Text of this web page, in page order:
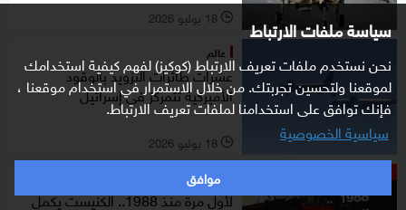
سياسة ملفات الارتباط
نحن نستخدم ملفات تعريف الارتباط (كوكيز) لفهم كيفية استخدامك
لموقعنا ولتحسين تجربتك. من خلال الاستمرار في استخدام موقعنا ،
فإنك توافق على استخدامنا لملفات تعريف الارتباط.
سياسية الخصوصية
موافق
l 18 يوليو 2026
عالم
عشرات طائرات التزويد بالوقود
الأميركية تتمركز في إسرائيل
l 18 يوليو 2026
ستوديوone مع فضيلة
لأول مرة منذ 1988.. الكنيست يكمل